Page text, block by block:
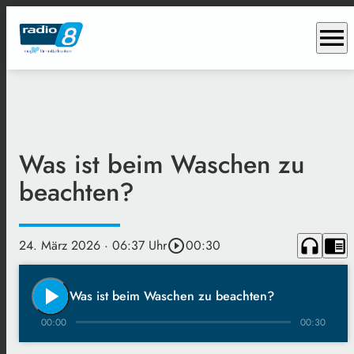
menu
Was ist beim Waschen zu
beachten?
24. März 2026 · 06:37 Uhrplay_circle_outline00:30 headphones chrome_reader_mode
play_arrow Was ist beim Waschen zu beachten?
00:00 00:30